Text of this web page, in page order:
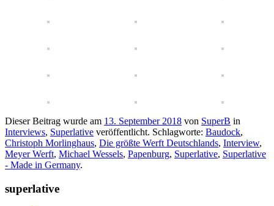
Dieser Beitrag wurde am 13. September 2018 von SuperB in
Interviews, Superlative veröffentlicht. Schlagworte: Baudock,
Christoph Morlinghaus, Die größte Werft Deutschlands, Interview,
Meyer Werft, Michael Wessels, Papenburg, Superlative, Superlative
- Made in Germany.
superlative